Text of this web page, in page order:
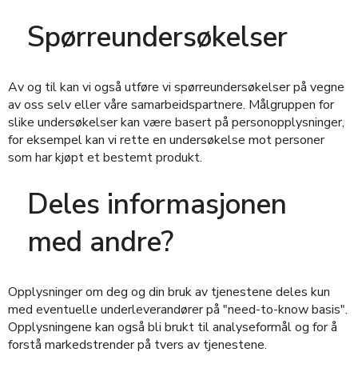
Spørreundersøkelser
Av og til kan vi også utføre vi spørreundersøkelser på vegne
av oss selv eller våre samarbeidspartnere. Målgruppen for
slike undersøkelser kan være basert på personopplysninger,
for eksempel kan vi rette en undersøkelse mot personer
som har kjøpt et bestemt produkt.
Deles informasjonen
med andre?
Opplysninger om deg og din bruk av tjenestene deles kun
med eventuelle underleverandører på "need-to-know basis".
Opplysningene kan også bli brukt til analyseformål og for å
forstå markedstrender på tvers av tjenestene.